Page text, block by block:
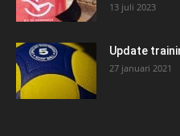
13 juli 2023
Update
27 januari 2021